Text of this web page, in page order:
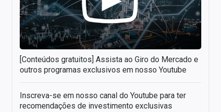
[Conteúdos gratuitos] Assista ao Giro do Mercado e
outros programas exclusivos em nosso Youtube
Inscreva-se em nosso canal do Youtube para ter
recomendações de investimento exclusivas